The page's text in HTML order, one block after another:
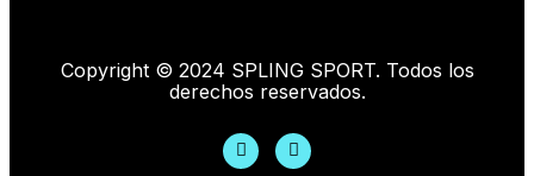
Copyright © 2024 SPLING SPORT. Todos los
derechos reservados.